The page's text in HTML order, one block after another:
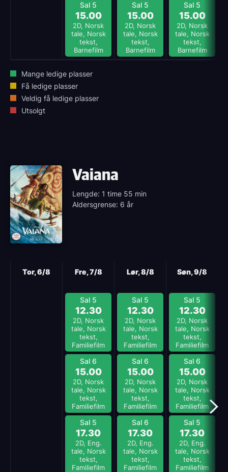
Sal 5
15.00
2D, Norsk
tale, Norsk
tekst,
Barnefilm
Sal 5
15.00
2D, Norsk
tale, Norsk
tekst,
Barnefilm
Sal 5
15.00
2D, Norsk
tale, Norsk
tekst,
Barnefilm
Mange ledige plasser
Få ledige plasser
Veldig få ledige plasser
Utsolgt
Vaiana
Lengde: 1 time 55 min
Aldersgrense: 6 år
Tor, 6/8 Fre, 7/8
Sal 5
12.30
2D, Norsk
tale, Norsk
tekst,
Familiefilm
Sal 6
15.00
2D, Norsk
tale, Norsk
tekst,
Familiefilm
Sal 5
17.30
2D, Eng.
tale, Norsk
tekst,
Familiefilm
Lør, 8/8
Sal 5
12.30
2D, Norsk
tale, Norsk
tekst,
Familiefilm
Sal 6
15.00
2D, Norsk
tale, Norsk
tekst,
Familiefilm
Sal 6
17.30
2D, Eng.
tale, Norsk
tekst,
Familiefilm
Søn, 9/8
Sal 5
12.30
2D, Norsk
tale, Norsk
tekst,
Familiefilm
Sal 6
15.00
2D, Norsk
tale, Norsk
tekst,
Familiefilm
Sal 5
17.30
2D, Eng.
tale, Norsk
tekst,
Familiefilm